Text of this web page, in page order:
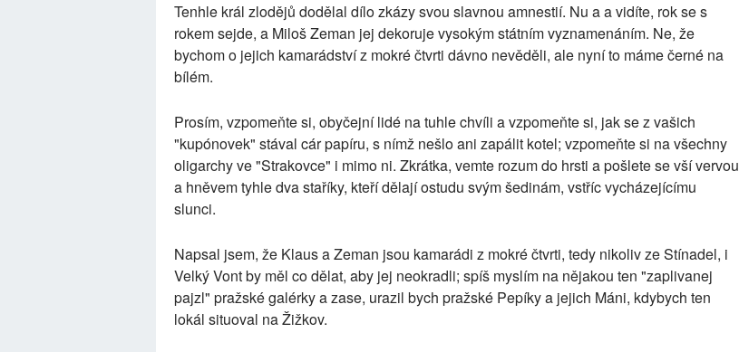
Tenhle král zlodějů dodělal dílo zkázy svou slavnou amnestií. Nu a a vidíte, rok se s
rokem sejde, a Miloš Zeman jej dekoruje vysokým státním vyznamenáním. Ne, že
bychom o jejich kamarádství z mokré čtvrti dávno nevěděli, ale nyní to máme černé na
bílém.
Prosím, vzpomeňte si, obyčejní lidé na tuhle chvíli a vzpomeňte si, jak se z vašich
"kupónovek" stával cár papíru, s nímž nešlo ani zapálit kotel; vzpomeňte si na všechny
oligarchy ve "Strakovce" i mimo ni. Zkrátka, vemte rozum do hrsti a pošlete se vší vervou
a hněvem tyhle dva staříky, kteří dělají ostudu svým šedinám, vstříc vycházejícímu
slunci.
Napsal jsem, že Klaus a Zeman jsou kamarádi z mokré čtvrti, tedy nikoliv ze Stínadel, i
Velký Vont by měl co dělat, aby jej neokradli; spíš myslím na nějakou ten "zaplivanej
pajzl" pražské galérky a zase, urazil bych pražské Pepíky a jejich Máni, kdybych ten
lokál situoval na Žižkov.